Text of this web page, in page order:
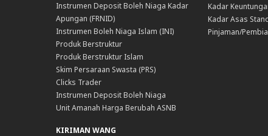
Instrumen Deposit Boleh Niaga Kadar
Apungan (FRNID)
Instrumen Boleh Niaga Islam (INI)
Produk Berstruktur
Produk Berstruktur Islam
Skim Persaraan Swasta (PRS)
Clicks Trader
Instrumen Deposit Boleh Niaga
Unit Amanah Harga Berubah ASNB
KIRIMAN WANG
Kadar
Kadar Asas
Pinjaman/